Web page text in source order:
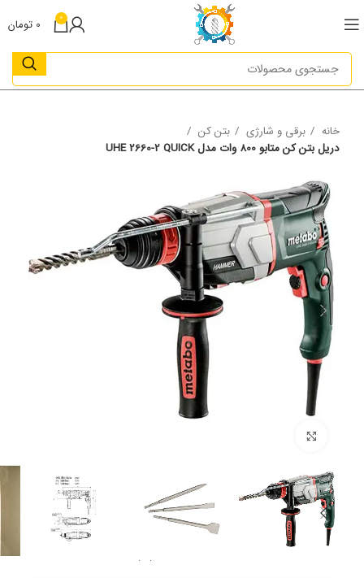
0
0 تومان
خانه برقی و شارژی
بتن کن
دریل بتن کن متابو 800 وات مدل UHE 2660-2 QUICK